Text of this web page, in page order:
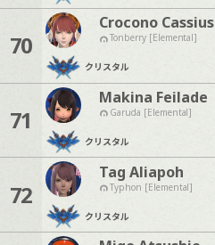
70
Crocono Cassius
Tonberry [Elemental]
クリスタル
71
Makina Feilade
Garuda [Elemental]
クリスタル
72
Tag Aliapoh
Typhon [Elemental]
クリスタル